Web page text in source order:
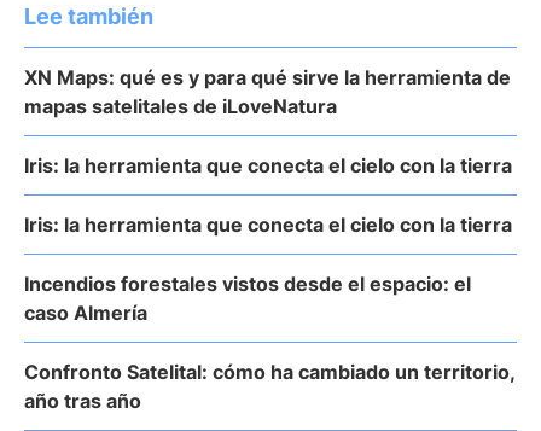
Lee también
XN Maps: qué es y para qué sirve la herramienta de
mapas satelitales de iLoveNatura
Iris: la herramienta que conecta el cielo con la tierra
Iris: la herramienta que conecta el cielo con la tierra
Incendios forestales vistos desde el espacio: el
caso Almería
Confronto Satelital: cómo ha cambiado un territorio,
año tras año